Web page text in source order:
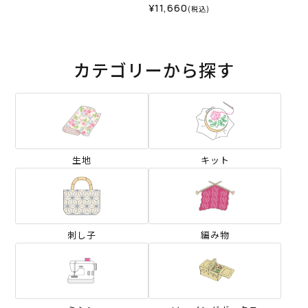
ン08BR＞（編み物 材料セ
ット）
¥11,660 (税込)
カテゴリーから探す
生地 キット
刺し子 編み物